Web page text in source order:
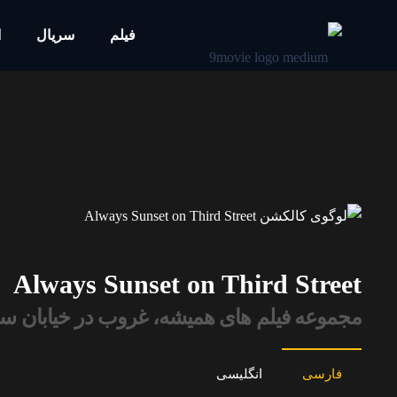
فیلم سریال
Always Sunset on Third Street
مجموعه فیلم های همیشه، غروب در خیابان
فارسی انگلیسی